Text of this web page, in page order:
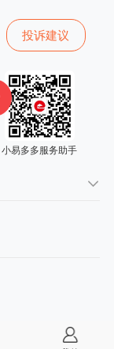
投诉建议
小易多多服务助手